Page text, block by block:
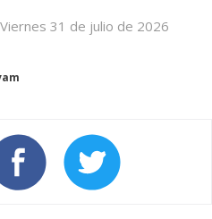
Viernes 31 de julio de 2026